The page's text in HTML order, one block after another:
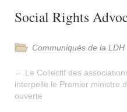
Social Rights
Communiqués de la LDH
← Le Collectif des
interpelle le Premier ministre
ouverte